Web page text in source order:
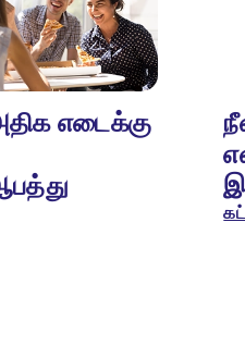
எடைக்கு